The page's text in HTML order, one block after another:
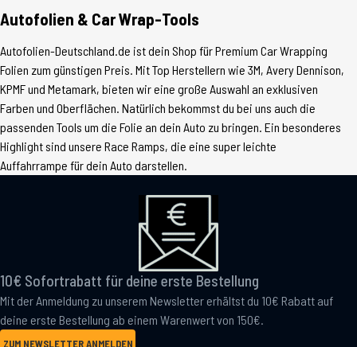
Autofolien & Car Wrap-Tools
Autofolien-Deutschland.de ist dein Shop für Premium Car Wrapping
Folien zum günstigen Preis. Mit Top Herstellern wie 3M, Avery Dennison,
KPMF und Metamark, bieten wir eine große Auswahl an exklusiven
Farben und Oberflächen. Natürlich bekommst du bei uns auch die
passenden Tools um die Folie an dein Auto zu bringen. Ein besonderes
Highlight sind unsere Race Ramps, die eine super leichte
Auffahrrampe für dein Auto darstellen.
10€ Sofortrabatt für deine erste Bestellung
Mit der Anmeldung zu unserem Newsletter erhältst du 10€ Rabatt auf
deine erste Bestellung ab einem Warenwert von 150€.
ZUM NEWSLETTER ANMELDEN